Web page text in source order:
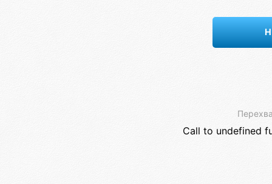
Call to undefined